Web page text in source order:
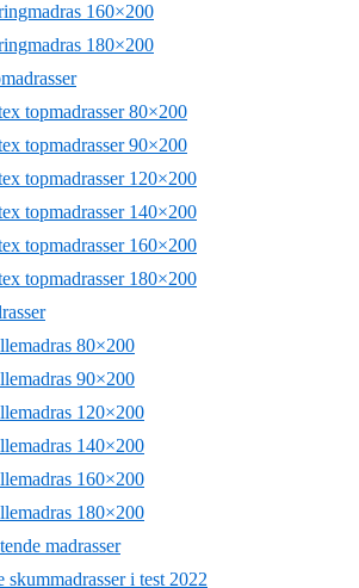
160×200
180×200
topmadrasser 80×200
topmadrasser 90×200
topmadrasser 120×200
topmadrasser 140×200
topmadrasser 160×200
topmadrasser 180×200
80×200
90×200
120×200
140×200
160×200
180×200
madrasser
skummadrasser i test 2022